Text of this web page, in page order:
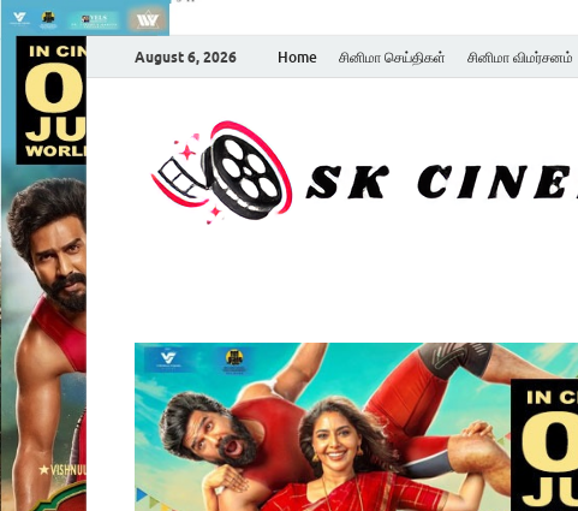
August 6, 2026 Home சினிமா செய்திகள் சினிமா விமர்சனம்